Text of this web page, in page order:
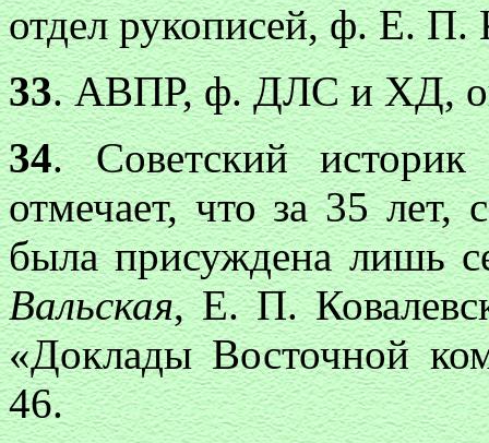
отдел рукописей, ф. Е. П.
33. АВПР, ф. ДЛС и ХД,
34. Советский
отмечает, что за 35 лет,
была присуждена лишь
Вальская, Е. П.
«Доклады Восточной
46.